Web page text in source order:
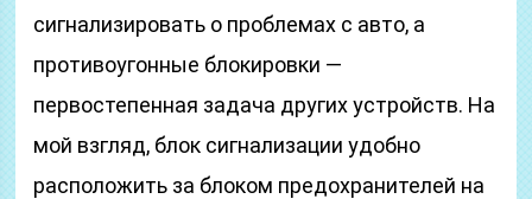
сигнализировать о проблемах с авто, а
противоугонные блокировки —
первостепенная задача других устройств. На
мой взгляд, блок сигнализации удобно
расположить за блоком предохранителей на